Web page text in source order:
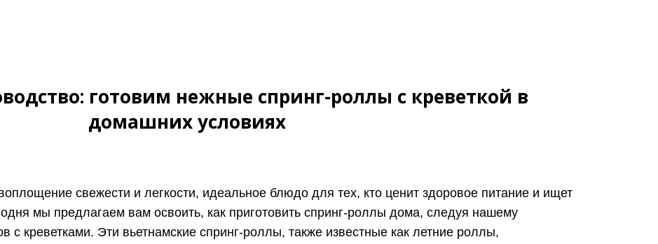
готовим нежные спринг-роллы с креветкой в
домашних условиях
свежести и легкости, идеальное блюдо для тех, кто ценит здоровое питание и ищет
мы предлагаем вам освоить, как приготовить спринг-роллы дома, следуя нашему
с креветками. Эти вьетнамские спринг-роллы, также известные как летние роллы,